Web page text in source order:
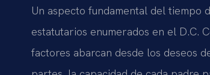
Un aspecto fundamental del tiempo
estatutarios enumerados en el D.C.
factores abarcan desde los deseos